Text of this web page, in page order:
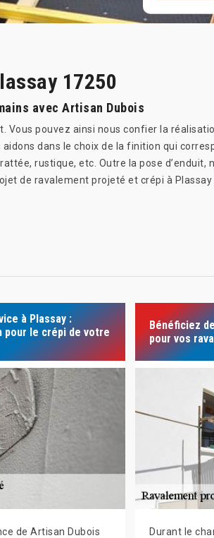
17250
avec Artisan Dubois
Vous pouvez ainsi nous confier la
dans le choix de la finition qui
rustique, etc. Outre la pose d’enduit,
de ravalement projeté et crépi à
à Plassay :
pour le crépi de votre
de Artisan Dubois
Bénéficiez
pour vos
Durant le